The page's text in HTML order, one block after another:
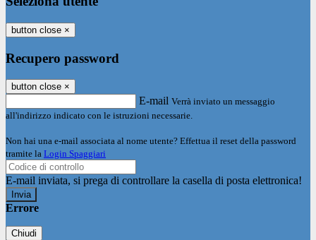
button close ×
Recupero password
button close ×
E-mail Verrà inviato un messaggio
all'indirizzo indicato con le istruzioni necessarie.
Non hai una e-mail associata al nome utente? Effettua il reset della password
tramite la Login Spaggiari
E-mail inviata, si prega di controllare la casella di posta elettronica!
Errore
Chiudi